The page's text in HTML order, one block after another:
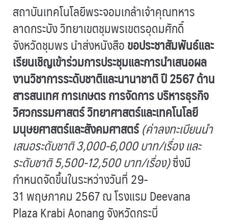
สถาบันเทคโนโลยีพระจอมเกล้าเจ้าคุณทหาร
ลาดกระบัง วิทยาเขตชุมพรเขตรอุดมศักดิ์
จังหวัดชุมพร นำส่งหนังสือขอประชาสัมพันธ์และ
เรียนเชิญเข้าร่วมการประชุมและการนำเสนอผล
งานวิชาการระดับชาติและนานาชาติ ปี 2567 ด้าน
สารสนเทศ การเกษตร การจัดการ บริหารธุรกิจ
วิศวกรรมศาสตร์ วิทยาศาสตร์และเทคโนโลยี
มนุษยศาสตร์และสังคมศาสตร์(ค่าลงทะเบียนนำ
เสนอระดับชาติ 3,000-6,000 บาท/เรื่อง และ
ระดับชาติ 5,500-12,500 บาท/เรื่อง)ซึ่งมี
กำหนดจัดขึ้นในระหว่างวันที่ 29-
31 พฤษภาคม 2567 ณ โรงแรม Deevana
Plaza Krabi Aonang จังหวัดกระบี่